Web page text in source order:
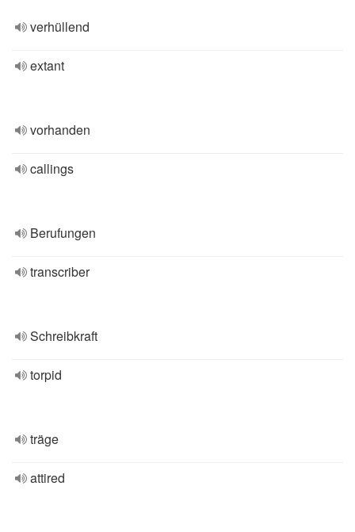
verhüllend
extant
vorhanden
callings
Berufungen
transcriber
Schreibkraft
torpid
träge
attired